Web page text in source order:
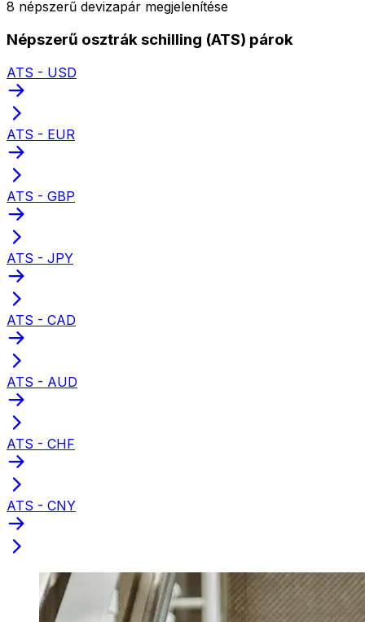
8 népszerű devizapár megjelenítése
Népszerű osztrák schilling (ATS) párok
ATS - USD
ATS - EUR
ATS - GBP
ATS - JPY
ATS - CAD
ATS - AUD
ATS - CHF
ATS - CNY